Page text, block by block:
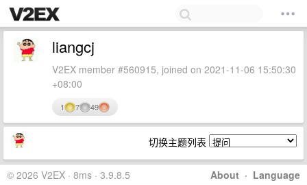
liangcj
V2EX member #560915, joined on 2021-11-06 15:50:30
+08:00
1 7 49
切换主题列表
About · Language
© 2026 V2EX · 8ms · 3.9.8.5